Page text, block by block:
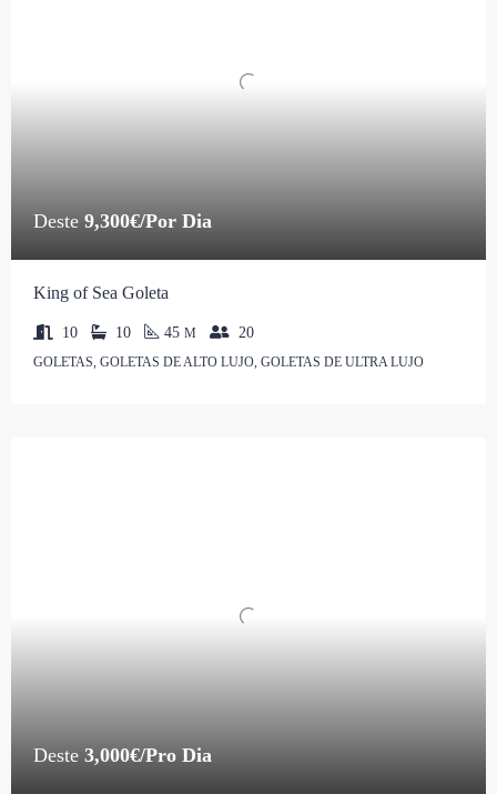
Deste 9,300€/Por Dia
King of Sea Goleta
10 10 45 M 20
GOLETAS, GOLETAS DE ALTO LUJO, GOLETAS DE ULTRA LUJO
Deste 3,000€/Pro Dia